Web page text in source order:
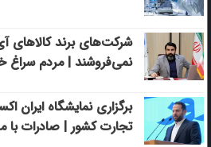
شرکت‌های برند کالاهای
نمی‌فروشند | مردم سراغ
برگزاری نمایشگاه ایران
تجارت کشور | صادرات با